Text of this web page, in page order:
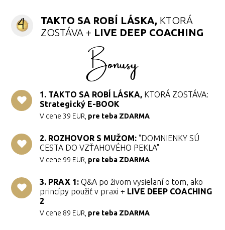
TAKTO SA ROBÍ LÁSKA, KTORÁ
ZOSTÁVA + LIVE DEEP COACHING
Bonusy
1. TAKTO SA ROBÍ LÁSKA, KTORÁ ZOSTÁVA:
Strategický E-BOOK
V cene 39 EUR, pre teba ZDARMA
2. ROZHOVOR S MUŽOM: "DOMNIENKY SÚ
CESTA DO VZŤAHOVÉHO PEKLA"
V cene 99 EUR, pre teba ZDARMA
3. PRAX 1: Q&A po živom vysielaní o tom, ako
princípy použiť v praxi + LIVE DEEP COACHING
2
V cene 89 EUR, pre teba ZDARMA